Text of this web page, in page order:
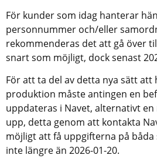
För kunder som idag hanterar
personnummer och/eller
rekommenderas det att gå över
snart som möjligt, dock senast
För att ta del av detta nya sätt
produktion måste antingen en
uppdateras i Navet, alternativt en
upp, detta genom att kontakta
möjligt att få uppgifterna på
inte längre än 2026-01-20.